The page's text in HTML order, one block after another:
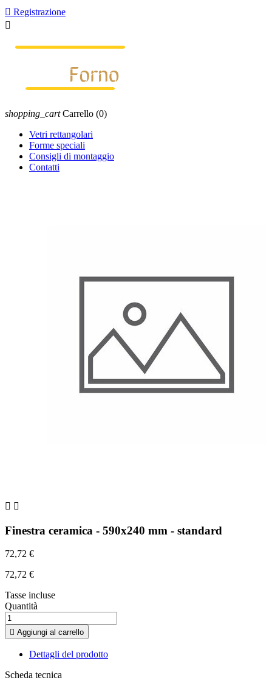
 Registrazione

shopping_cart Carrello (0)
Vetri rettangolari
Forme speciali
Consigli di montaggio
Contatti
 
Finestra ceramica - 590x240 mm - standard
72,72 €
72,72 €
Tasse incluse
Quantità
 Aggiungi al carrello
Dettagli del prodotto
Scheda tecnica